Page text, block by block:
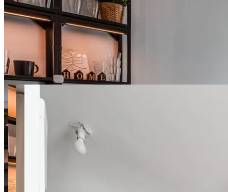
25 фото
Flisykowskiego 13 Gdańsk
SuperApart